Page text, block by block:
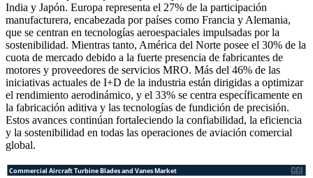
India y Japón. Europa representa el 27% de la participación
manufacturera, encabezada por países como Francia y Alemania,
que se centran en tecnologías aeroespaciales impulsadas por la
sostenibilidad. Mientras tanto, América del Norte posee el 30% de la
cuota de mercado debido a la fuerte presencia de fabricantes de
motores y proveedores de servicios MRO. Más del 46% de las
iniciativas actuales de I+D de la industria están dirigidas a optimizar
el rendimiento aerodinámico, y el 33% se centra específicamente en
la fabricación aditiva y las tecnologías de fundición de precisión.
Estos avances continúan fortaleciendo la confiabilidad, la eficiencia
y la sostenibilidad en todas las operaciones de aviación comercial
global.